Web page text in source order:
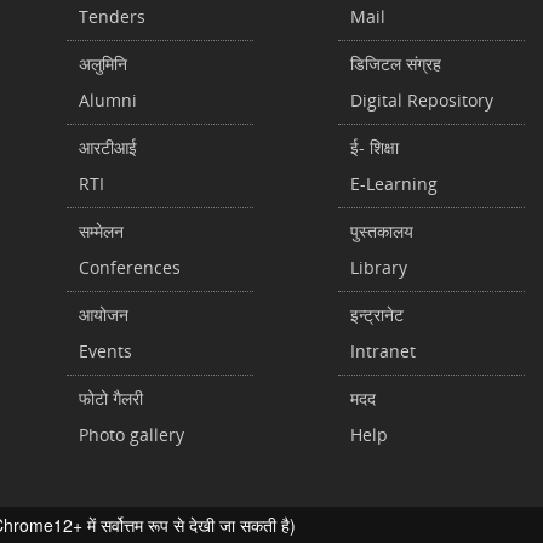
Tenders
अलुमिनि
Alumni
आरटीआई
RTI
सम्मेलन
Conferences
आयोजन
Events
फोटो गैलरी
Photo gallery
Mail
डिजिटल संग्रह
Digital Repository
ई- शिक्षा
E-Learning
पुस्तकालय
Library
इन्ट्रानेट
Intranet
मदद
Help
में सर्वोत्तम रूप से देखी जा सकती है)